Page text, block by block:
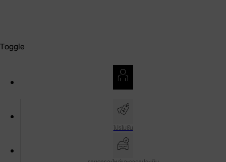
Toggle
โปรโมชัน